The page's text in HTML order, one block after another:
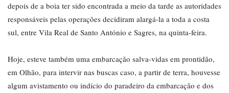
depois de a boia ter sido encontrada a meio da tarde as autoridades
responsáveis pelas operações decidiram alargá-la a toda a costa
sul, entre Vila Real de Santo António e Sagres, na quinta-feira.
Hoje, esteve também uma embarcação salva-vidas em prontidão,
em Olhão, para intervir nas buscas caso, a partir de terra, houvesse
algum avistamento ou indício do paradeiro da embarcação e dos